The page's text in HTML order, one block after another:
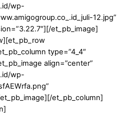
wp-
12.jpg”
et_pb_image]
type=”4_4″
align=”center”
wp-
et_pb_image][/et_pb_column]